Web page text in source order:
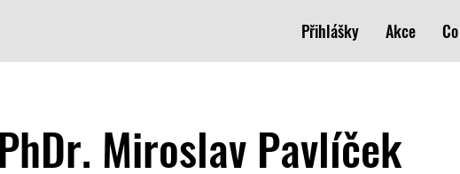
Přihlášky Akce
Miroslav Pavlíček